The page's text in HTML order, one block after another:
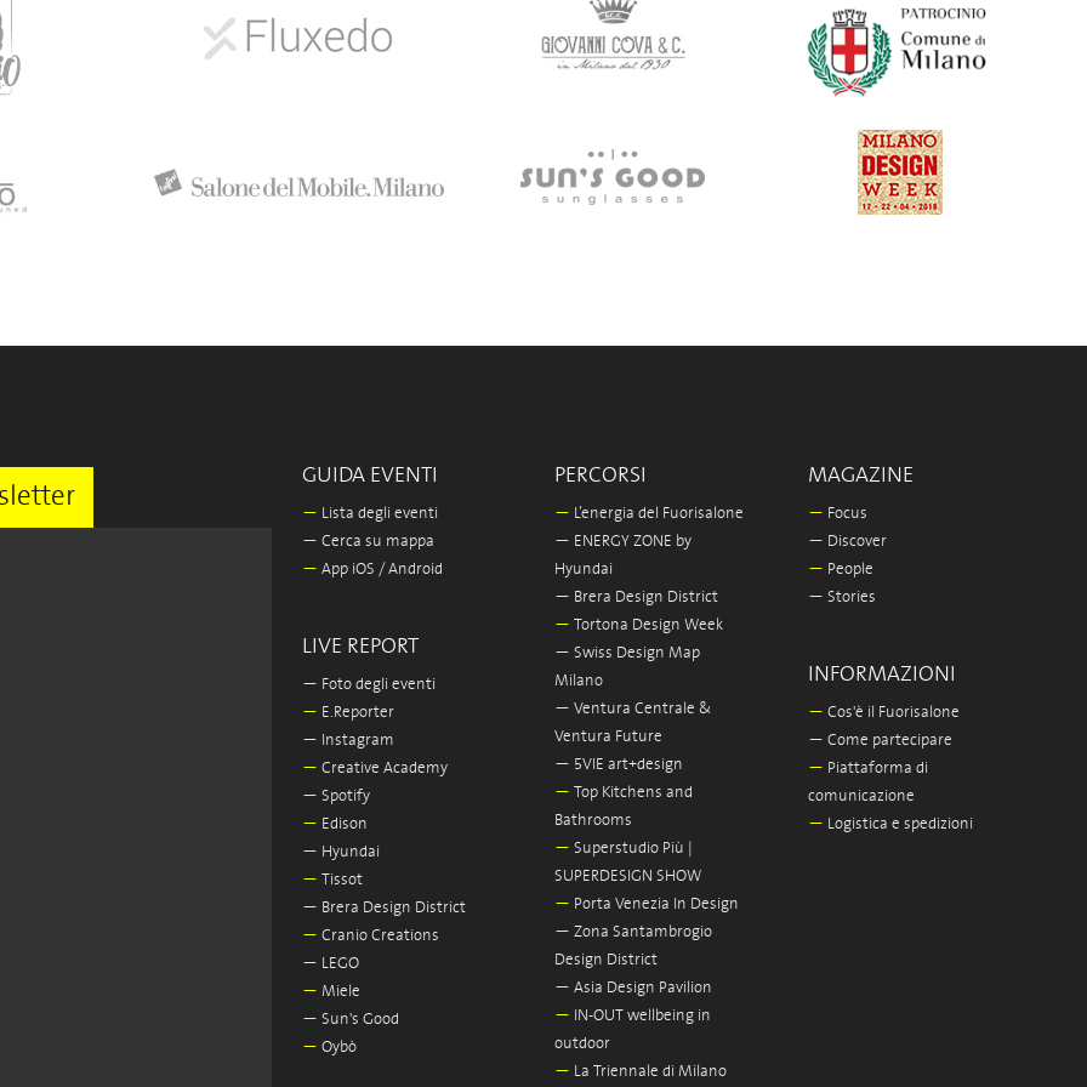
GUIDA EVENTI
— Lista degli eventi
— Cerca su mappa
— App iOS / Android
LIVE REPORT
— Foto degli eventi
— E.Reporter
— Instagram
— Creative Academy
— Spotify
— Edison
— Hyundai
— Tissot
— Brera Design District
— Cranio Creations
— LEGO
— Miele
— Sun's Good
— Oybò
PERCORSI
— L’energia del Fuorisalone
— ENERGY ZONE by
Hyundai
— Brera Design District
— Tortona Design Week
— Swiss Design Map
Milano
— Ventura Centrale &
Ventura Future
— 5VIE art+design
— Top Kitchens and
Bathrooms
— Superstudio Più |
SUPERDESIGN SHOW
— Porta Venezia In Design
— Zona Santambrogio
Design District
— Asia Design Pavilion
— IN-OUT wellbeing in
outdoor
— La Triennale di Milano
MAGAZINE
— Focus
— Discover
— People
— Stories
INFORMAZIONI
— Cos'è il Fuorisalone
— Come partecipare
— Piattaforma di
comunicazione
— Logistica e spedizioni